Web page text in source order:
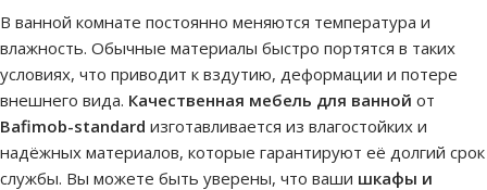
В ванной комнате постоянно меняются температура и
влажность. Обычные материалы быстро портятся в таких
условиях, что приводит к вздутию, деформации и потере
внешнего вида. Качественная мебель для ванной от
Bafimob-standard изготавливается из влагостойких и
надёжных материалов, которые гарантируют её долгий срок
службы. Вы можете быть уверены, что ваши шкафы и